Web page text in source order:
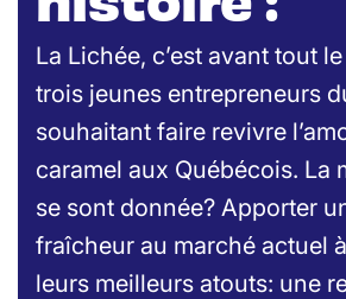
La Lichée, c’est avant tout
trois jeunes entrepreneurs
souhaitant faire revivre
caramel aux Québécois. La
se sont donnée? Apporter
fraîcheur au marché actuel
leurs meilleurs atouts: une